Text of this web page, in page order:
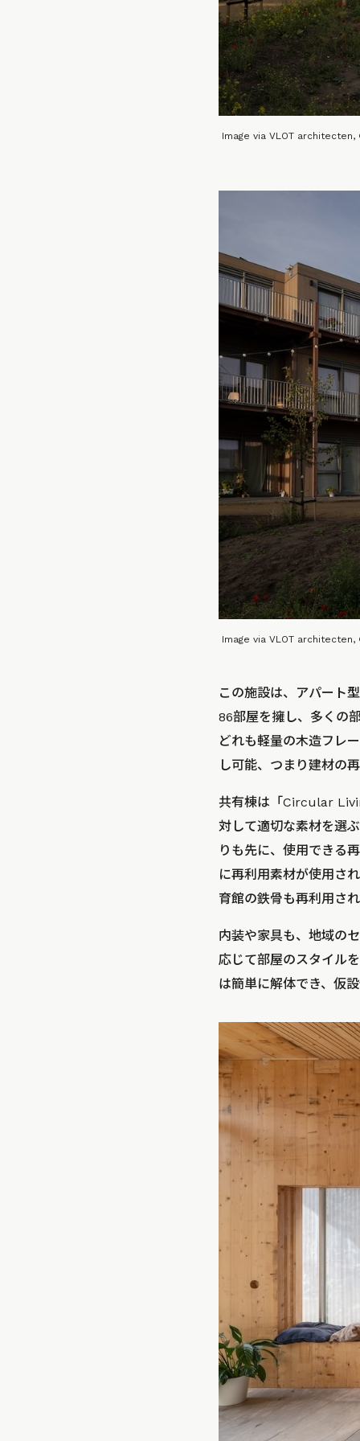
Image via VLOT
Image via VLOT
この施設は、アパート
86部屋を擁し、多くの
どれも軽量の木造フレ
し可能、つまり建材の
共有棟は「Circular
対して適切な素材を選
りも先に、使用できる
に再利用素材が使用さ
育館の鉄骨も再利用さ
内装や家具も、地域の
応じて部屋のスタイル
は簡単に解体でき、仮